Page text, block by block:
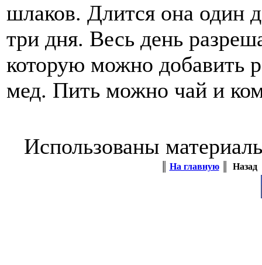
шлаков. Длится она один
три дня. Весь день
которую можно добавить
мед. Пить можно чай и
Использованы
На главную║